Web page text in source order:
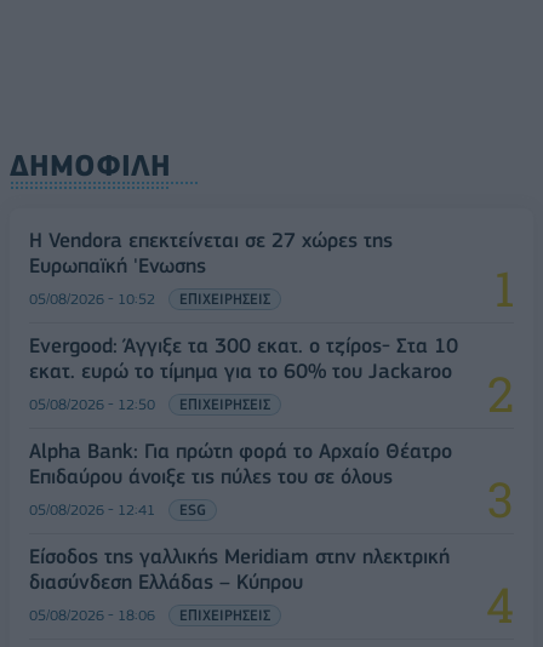
ΔΗΜΟΦΙΛΗ
Η Vendora επεκτείνεται σε 27 χώρες της
Ευρωπαϊκή 'Ενωσης
05/08/2026 - 10:52 ΕΠΙΧΕΙΡΗΣΕΙΣ
Evergood: Άγγιξε τα 300 εκατ. ο τζίρος- Στα 10
εκατ. ευρώ το τίμημα για το 60% του Jackaroo
05/08/2026 - 12:50 ΕΠΙΧΕΙΡΗΣΕΙΣ
Alpha Bank: Για πρώτη φορά το Αρχαίο Θέατρο
Επιδαύρου άνοιξε τις πύλες του σε όλους
05/08/2026 - 12:41 ESG
Είσοδος της γαλλικής Meridiam στην ηλεκτρική
διασύνδεση Ελλάδας – Κύπρου
05/08/2026 - 18:06 ΕΠΙΧΕΙΡΗΣΕΙΣ